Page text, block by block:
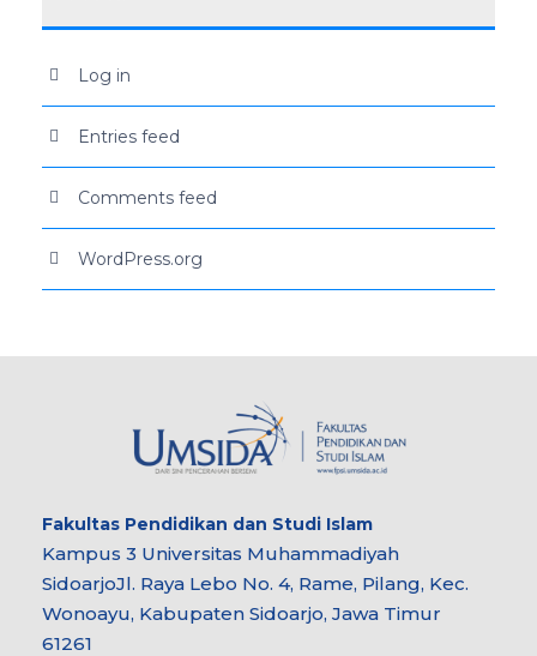
Log in
Entries feed
Comments feed
WordPress.org
Fakultas Pendidikan dan Studi Islam
Kampus 3 Universitas Muhammadiyah
SidoarjoJl. Raya Lebo No. 4, Rame, Pilang, Kec.
Wonoayu, Kabupaten Sidoarjo, Jawa Timur
61261